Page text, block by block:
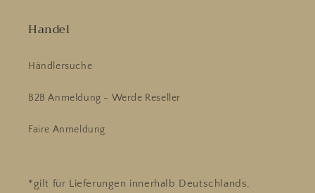
Handel
Händlersuche
B2B Anmeldung - Werde Reseller
Faire Anmeldung
*gilt für Lieferungen innerhalb Deutschlands,